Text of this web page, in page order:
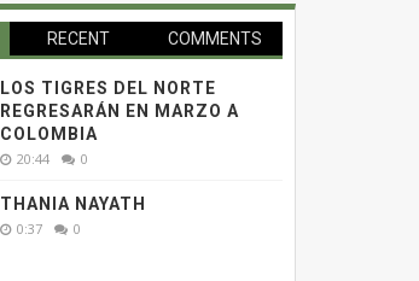
RECENT COMMENTS
LOS TIGRES DEL NORTE
REGRESARÁN EN MARZO A
COLOMBIA
20:44 0
THANIA NAYATH
0:37 0